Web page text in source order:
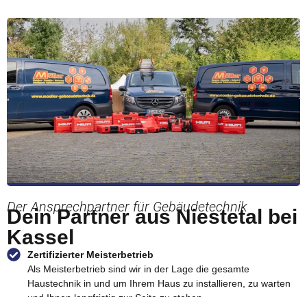
Der Ansprechpartner für Gebäudetechnik
Dein Partner aus Niestetal bei
Kassel
Zertifizierter Meisterbetrieb
Als Meisterbetrieb sind wir in der Lage die gesamte
Haustechnik in und um Ihrem Haus zu installieren, zu warten